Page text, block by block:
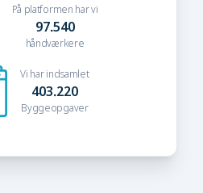
På platformen har vi
97.540
håndværkere
Vi har indsamlet
403.220
Byggeopgaver